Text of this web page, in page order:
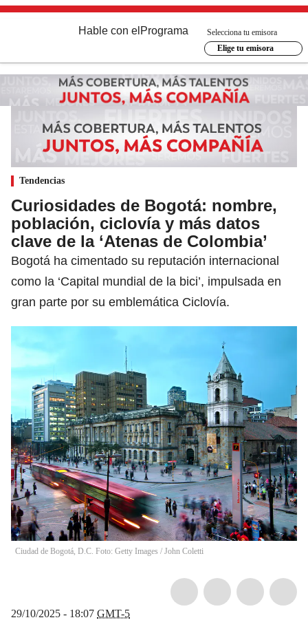
Hable con el Programa
Selecciona tu emisora
Elige tu emisora
Tendencias
Curiosidades de Bogotá: nombre,
población, ciclovía y más datos
clave de la ‘Atenas de Colombia’
Bogotá ha cimentado su reputación internacional
como la ‘Capital mundial de la bici’, impulsada en
gran parte por su emblemática Ciclovía.
Ciudad de Bogotá, D.C. Foto: Getty Images / John Coletti
29/10/2025 - 18:07 GMT-5